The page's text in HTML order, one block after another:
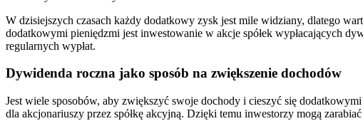
W dzisiejszych‌ czasach każdy dodatkowy ⁣zysk jest mile widziany, dlatego
dodatkowymi pieniędzmi jest ⁤inwestowanie⁤ w akcje spółek wypłacających
regularnych wypłat.
Dywidenda roczna jako sposób na ⁤zwiększenie dochodów
Jest wiele sposobów, aby zwiększyć‌ swoje dochody i cieszyć się
dla akcjonariuszy przez spółkę akcyjną. ​Dzięki temu ⁣inwestorzy​ mogą